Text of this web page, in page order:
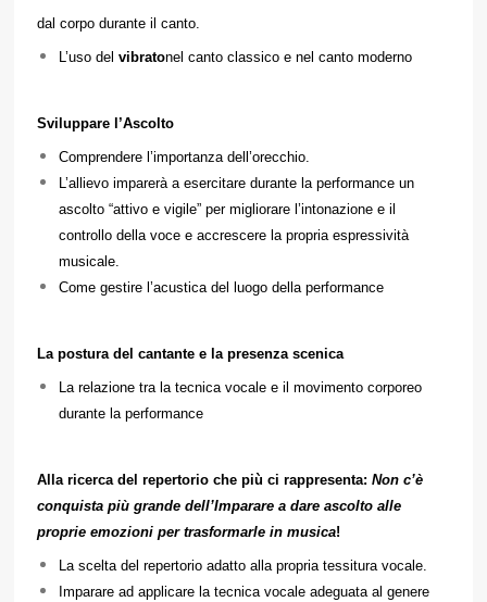
dal corpo durante il canto.
L’uso delvibratonel canto classico e nel canto moderno
Sviluppare l’Ascolto
Comprendere l’importanza dell’orecchio.
L’allievo imparerà a esercitare durante la performance un
ascolto “attivo e vigile” per migliorare l’intonazione e il
controllo della voce e accrescere la propria espressività
musicale.
Come gestire l’acustica del luogo della performance
La postura del cantante e la presenza scenica
La relazione tra la tecnica vocale e il movimento corporeo
durante la performance
Alla ricerca del repertorio che più ci rappresenta:Non c’è
conquista più grande dell’Imparare a dare ascolto alle
proprie emozioni per trasformarle in musica!
La scelta del repertorio adatto alla propria tessitura vocale.
Imparare ad applicare la tecnica vocale adeguata al genere